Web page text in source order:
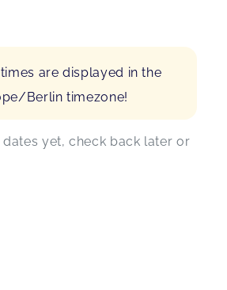
are displayed in the
Berlin timezone!
dates yet, check back later or